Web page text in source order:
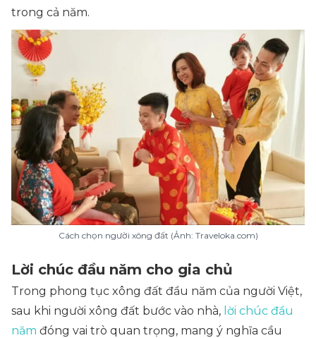
trong cả năm.
Cách chọn người xông đất (Ảnh: Traveloka.com)
Lời chúc đầu năm cho gia chủ
Trong phong tục xông đất đầu năm của người Việt,
sau khi người xông đất bước vào nhà, lời chúc đầu
năm đóng vai trò quan trọng, mang ý nghĩa cầu